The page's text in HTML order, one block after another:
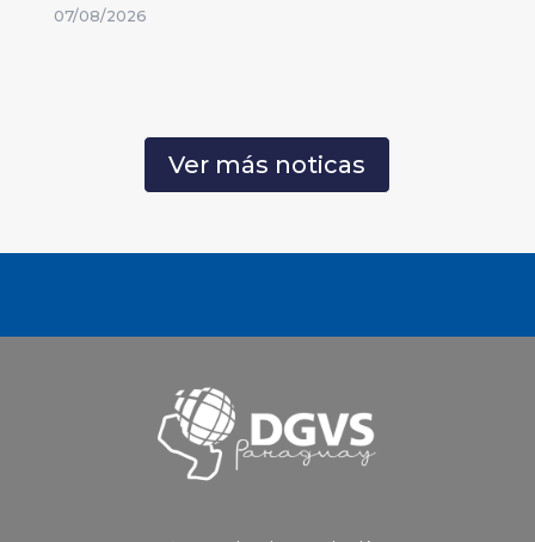
07/08/2026
Ver más noticas